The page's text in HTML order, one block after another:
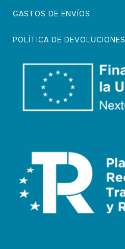
GASTOS DE ENVÍOS
POLÍTICA DE DEVOLUCIONES